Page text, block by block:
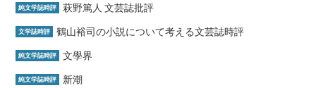
純文学誌時評 萩野篤人 文芸誌批評
文学誌時評 鶴山裕司の小説について考える文芸誌時評
純文学誌時評 文學界
純文学誌時評 新潮